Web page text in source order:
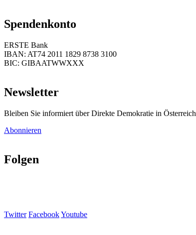
Spendenkonto
ERSTE Bank
IBAN: AT74 2011 1829 8738 3100
BIC: GIBAATWWXXX
Newsletter
Bleiben Sie informiert über Direkte Demokratie in Österreich
Abonnieren
Folgen
Twitter FacebookYoutube